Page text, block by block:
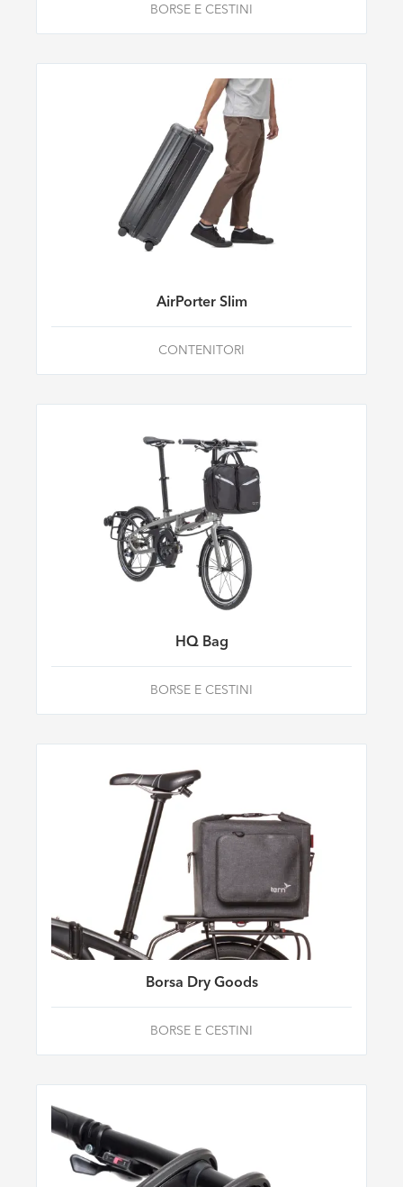
BORSE E CESTINI
AirPorter Slim
CONTENITORI
HQ Bag
BORSE E CESTINI
Borsa Dry Goods
BORSE E CESTINI